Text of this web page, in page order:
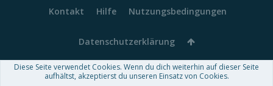
Kontakt Hilfe Nutzungsbedingungen
Datenschutzerklärung
Forum software by XenForo™-Deutsch von xenDach
Diese Seite verwendet Cookies. Wenn du dich weiterhin auf dieser Seite
aufhältst, akzeptierst du unseren Einsatz von Cookies.